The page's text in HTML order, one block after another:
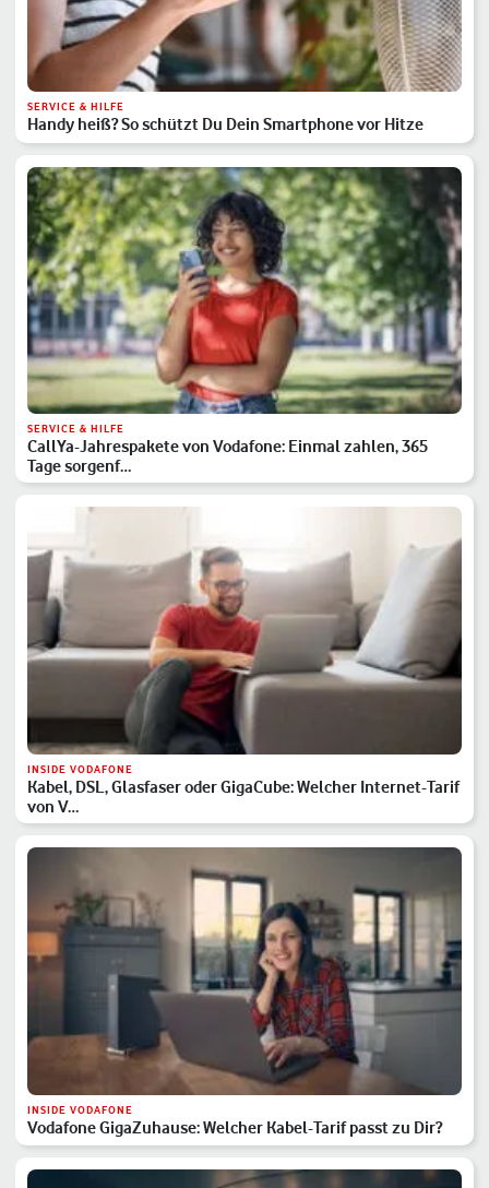
SERVICE & HILFE
Handy heiß? So schützt Du Dein Smartphone vor Hitze
SERVICE & HILFE
CallYa-Jahrespakete von Vodafone: Einmal zahlen, 365
Tage sorgenf…
INSIDE VODAFONE
Kabel, DSL, Glasfaser oder GigaCube: Welcher Internet-Tarif
von V…
INSIDE VODAFONE
Vodafone GigaZuhause: Welcher Kabel-Tarif passt zu Dir?